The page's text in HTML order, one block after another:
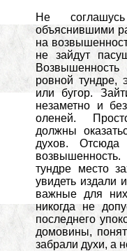
Не соглашусь
объяснившими
на
не зайдут
ровной тундре,
или бугор.
незаметно и
оленей.
должны
духов.
тундре место
увидеть издали
важные для
никогда не
последнего
домовины,
забрали духи, а